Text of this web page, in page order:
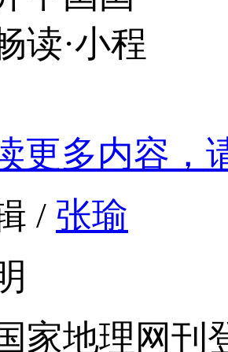
更多内容，
/ 张瑜
家地理网刊